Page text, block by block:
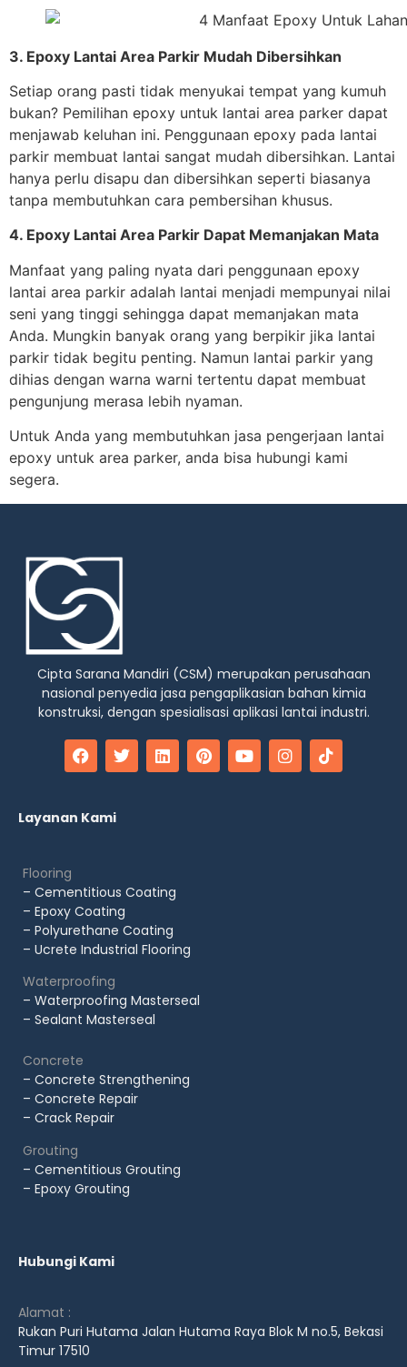
3. Epoxy Lantai Area Parkir Mudah Dibersihkan
Setiap orang pasti tidak menyukai tempat yang kumuh
bukan? Pemilihan epoxy untuk lantai area parker dapat
menjawab keluhan ini. Penggunaan epoxy pada lantai
parkir membuat lantai sangat mudah dibersihkan. Lantai
hanya perlu disapu dan dibersihkan seperti biasanya
tanpa membutuhkan cara pembersihan khusus.
4. Epoxy Lantai Area Parkir Dapat Memanjakan Mata
Manfaat yang paling nyata dari penggunaan epoxy
lantai area parkir adalah lantai menjadi mempunyai nilai
seni yang tinggi sehingga dapat memanjakan mata
Anda. Mungkin banyak orang yang berpikir jika lantai
parkir tidak begitu penting. Namun lantai parkir yang
dihias dengan warna warni tertentu dapat membuat
pengunjung merasa lebih nyaman.
Untuk Anda yang membutuhkan jasa pengerjaan lantai
epoxy untuk area parker, anda bisa hubungi kami
segera.
Cipta Sarana Mandiri (CSM) merupakan perusahaan
nasional penyedia jasa pengaplikasian bahan kimia
konstruksi, dengan spesialisasi aplikasi lantai industri.
Layanan Kami
Flooring
– Cementitious Coating
– Epoxy Coating
– Polyurethane Coating
– Ucrete Industrial Flooring
Waterproofing
– Waterproofing Masterseal
– Sealant Masterseal
Concrete
– Concrete Strengthening
– Concrete Repair
– Crack Repair
Grouting
– Cementitious Grouting
– Epoxy Grouting
Hubungi Kami
Alamat :
Rukan Puri Hutama Jalan Hutama Raya Blok M no.5, Bekasi
Timur 17510